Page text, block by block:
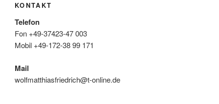
KONTAKT
Telefon
Fon +49-37423-47 003
Mobil +49-172-38 99 171
Mail
wolfmatthiasfriedrich@t-online.de